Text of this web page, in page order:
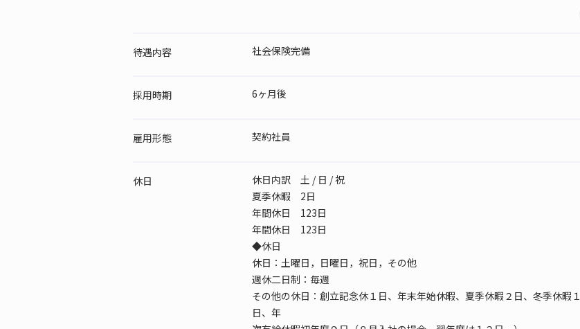
待遇内容 社会保険完備
採用時期 6ヶ月後
雇用形態 契約社員
休日
休日内訳 土 / 日 / 祝
夏季休暇 2日
年間休日 123日
年間休日 123日
◆休日
休日：土曜日，日曜日，祝日，その他
週休二日制：毎週
その他の休日：創立記念休１日、年末年始休暇、夏季休暇２日、冬季休暇１
日、年